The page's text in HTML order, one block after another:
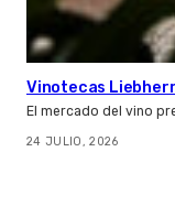
Vinotecas
El mercado del vino
24 JULIO, 2026